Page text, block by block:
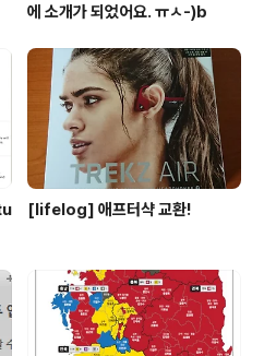
에 소개가 되었어요. ㅠㅅ-)b
[lifelog] 애프터샥 교환!